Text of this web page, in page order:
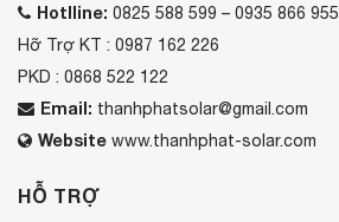
Hotlline: 0825 588 599 – 0935 866 955
Hỡ Trợ KT : 0987 162 226
PKD : 0868 522 122
Email: thanhphatsolar@gmail.com
Website www.thanhphat-solar.com
HỖ TRỢ